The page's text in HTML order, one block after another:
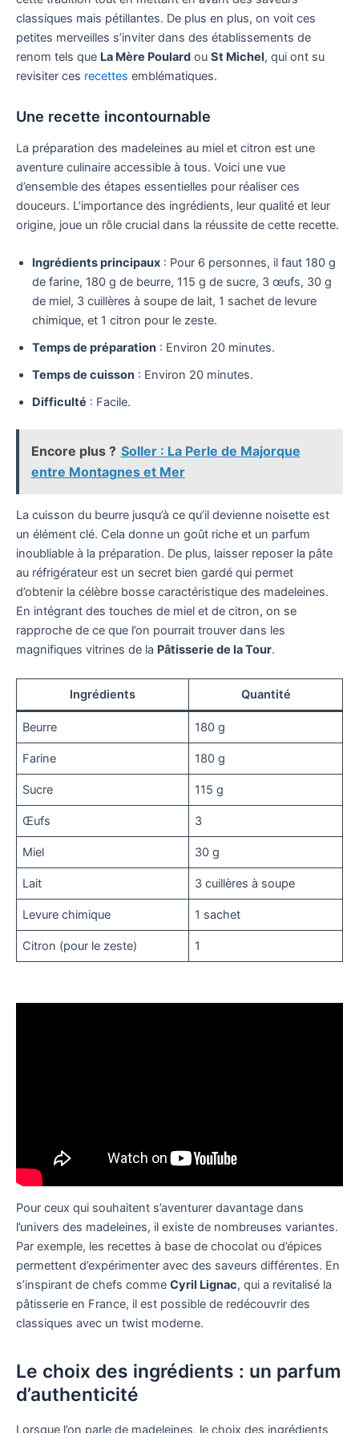
classiques mais pétillantes. De plus en plus, on voit ces
petites merveilles s’inviter dans des établissements de
renom tels que La Mère Poulard ou St Michel, qui ont su
revisiter ces recettes emblématiques.
Une recette incontournable
La préparation des madeleines au miel et citron est une
aventure culinaire accessible à tous. Voici une vue
d’ensemble des étapes essentielles pour réaliser ces
douceurs. L’importance des ingrédients, leur qualité et leur
origine, joue un rôle crucial dans la réussite de cette recette.
Ingrédients principaux : Pour 6 personnes, il faut 180 g
de farine, 180 g de beurre, 115 g de sucre, 3 œufs, 30 g
de miel, 3 cuillères à soupe de lait, 1 sachet de levure
chimique, et 1 citron pour le zeste.
Temps de préparation : Environ 20 minutes.
Temps de cuisson : Environ 20 minutes.
Difficulté : Facile.
Encore plus ? Soller : La Perle de Majorque
entre Montagnes et Mer
La cuisson du beurre jusqu’à ce qu’il devienne noisette est
un élément clé. Cela donne un goût riche et un parfum
inoubliable à la préparation. De plus, laisser reposer la pâte
au réfrigérateur est un secret bien gardé qui permet
d’obtenir la célèbre bosse caractéristique des madeleines.
En intégrant des touches de miel et de citron, on se
rapproche de ce que l’on pourrait trouver dans les
magnifiques vitrines de la Pâtisserie de la Tour.
Ingrédients Quantité
Beurre 180 g
Farine 180 g
Sucre 115 g
Œufs 3
Miel 30 g
Lait 3 cuillères à soupe
Levure chimique 1 sachet
Citron (pour le zeste) 1
Pour ceux qui souhaitent s’aventurer davantage dans
l’univers des madeleines, il existe de nombreuses variantes.
Par exemple, les recettes à base de chocolat ou d’épices
permettent d’expérimenter avec des saveurs différentes. En
s’inspirant de chefs comme Cyril Lignac, qui a revitalisé la
pâtisserie en France, il est possible de redécouvrir des
classiques avec un twist moderne.
Le choix des ingrédients : un parfum
d’authenticité
Lorsque l’on parle de madeleines, le choix des ingrédients